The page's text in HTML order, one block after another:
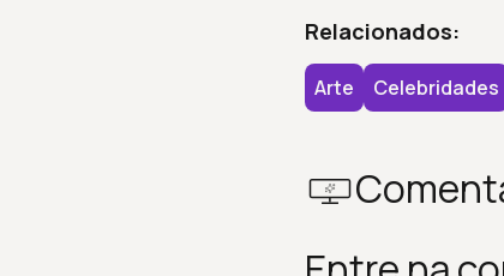
Relacionados:
Arte Celebridades